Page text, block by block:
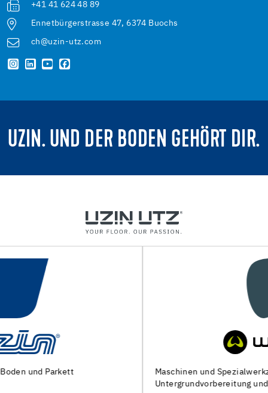
+41 41 624 48 89
Ennetbürgerstrasse 47, 6374 Buochs
ch@uzin-utz.com
UZIN. UND DER BODEN GEHÖRT DIR.
Maschinen und Spezialwerkzeuge zur
Untergrundvorbereitung und Verlegung von Bodenbelägen